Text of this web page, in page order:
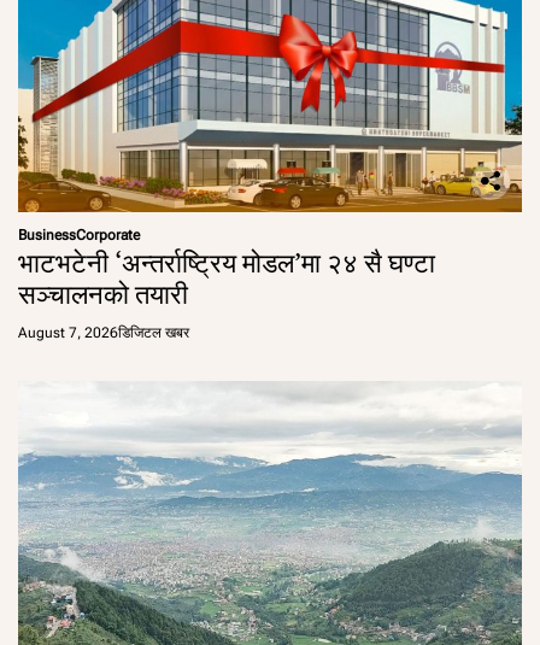
BusinessCorporate
भाटभटेनी ‘अन्तर्राष्ट्रिय मोडल’मा २४ सै घण्टा
सञ्चालनको तयारी
August 7, 2026डिजिटल खबर